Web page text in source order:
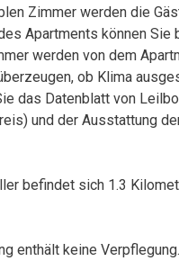
Zimmer werden die
Apartments können Sie
werden von dem
ob Klima
das Datenblatt von
und der Ausstattung
befindet sich 1.3
enthält keine Verpflegung.